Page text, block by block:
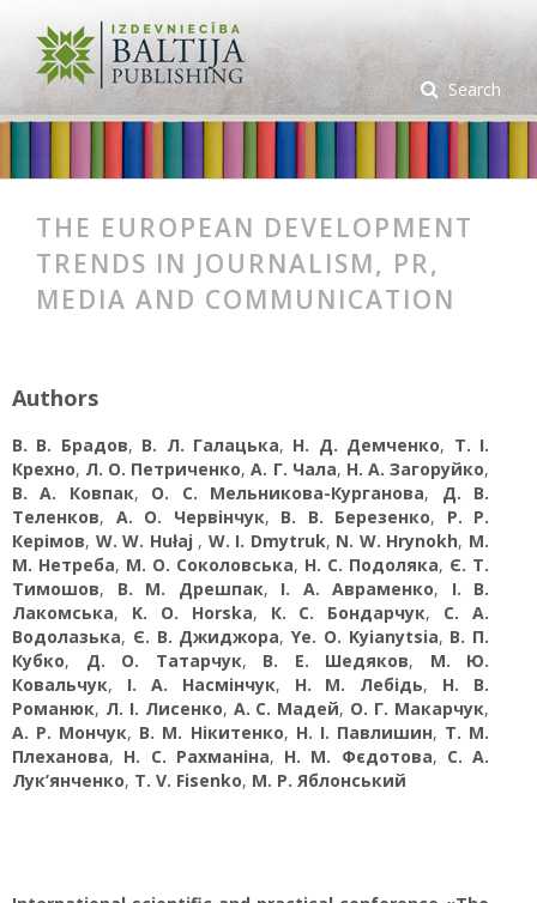
Search
THE EUROPEAN DEVELOPMENT
TRENDS IN JOURNALISM, PR,
MEDIA AND COMMUNICATION
Authors
В. В. Брадов, В. Л. Галацька, Н. Д. Демченко, Т. І.
Крехно, Л. О. Петриченко,А. Г. Чала, Н. А. Загоруйко,
В. А. Ковпак, О. С. Мельникова-Курганова, Д. В.
Теленков, А. О. Червінчук, В. В. Березенко, Р. Р.
Керімов, W. W. Hułaj , W. I. Dmytruk, N. W. Hrynokh, М.
М. Нетреба, М. О. Соколовська, Н. С. Подоляка, Є. Т.
Тимошов, В. М. Дрешпак, І. А. Авраменко, І. В.
Лакомська, K. O. Horska, К. С. Бондарчук, С. А.
Водолазька, Є. В. Джиджора, Ye. O. Kyіanytsia, В. П.
Кубко, Д. О. Татарчук, В. Е. Шедяков, М. Ю.
Ковальчук, І. А. Насмінчук, Н. М. Лебідь, Н. В.
Романюк, Л. І. Лисенко, А. С. Мадей, О. Г. Макарчук,
А. Р. Мончук, В. М. Нікитенко, Н. І. Павлишин, Т. М.
Плеханова, Н. С. Рахманіна, Н. М. Фєдотова, С. А.
Лук’янченко, T. V. Fisenko, М. Р. Яблонський